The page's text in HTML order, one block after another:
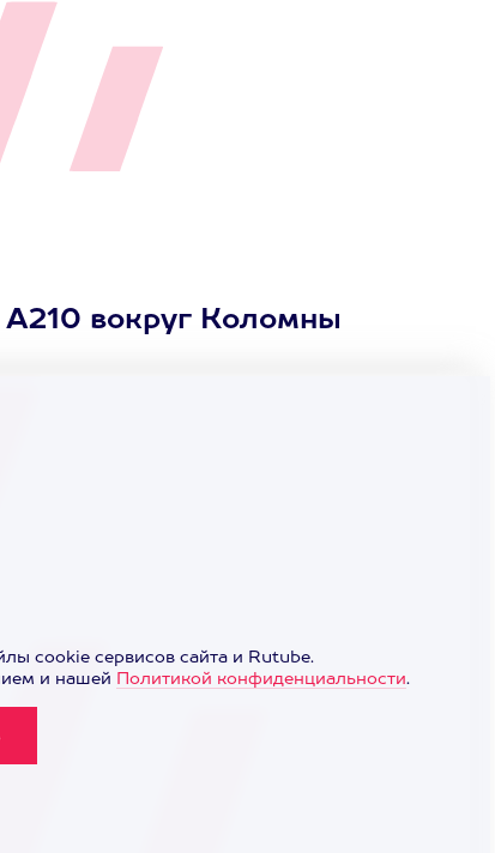
вокруг Коломны
cookie сервисов сайта и Rutube.
и нашей Политикой конфиденциальности.